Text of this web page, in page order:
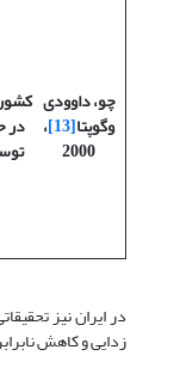
چو، داوودی
وگوپتا[13] ،
2000
در
در ایران نیز
زدایی و کاهش